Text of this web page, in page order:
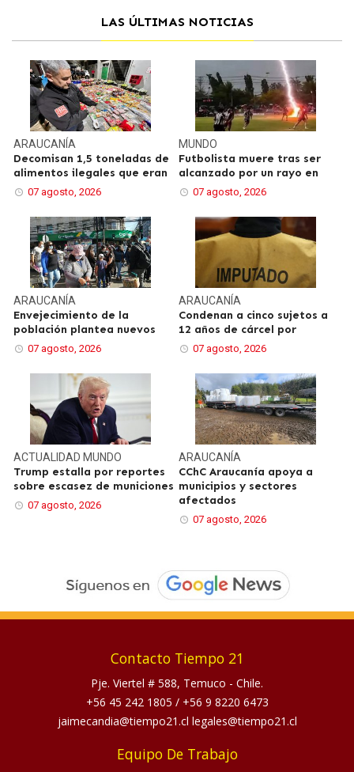
LAS ÚLTIMAS NOTICIAS
ARAUCANÍA
Decomisan 1,5 toneladas de
alimentos ilegales que eran
07 agosto, 2026
MUNDO
Futbolista muere tras ser
alcanzado por un rayo en
07 agosto, 2026
ARAUCANÍA
Envejecimiento de la
población plantea nuevos
07 agosto, 2026
ARAUCANÍA
Condenan a cinco sujetos a
12 años de cárcel por
07 agosto, 2026
ACTUALIDADMUNDO
Trump estalla por reportes
sobre escasez de municiones
07 agosto, 2026
ARAUCANÍA
CChC Araucanía apoya a
municipios y sectores
afectados
07 agosto, 2026
Contacto Tiempo 21
Pje. Viertel # 588, Temuco - Chile.
+56 45 242 1805 / +56 9 8220 6473
jaimecandia@tiempo21.cl legales@tiempo21.cl
Equipo De Trabajo